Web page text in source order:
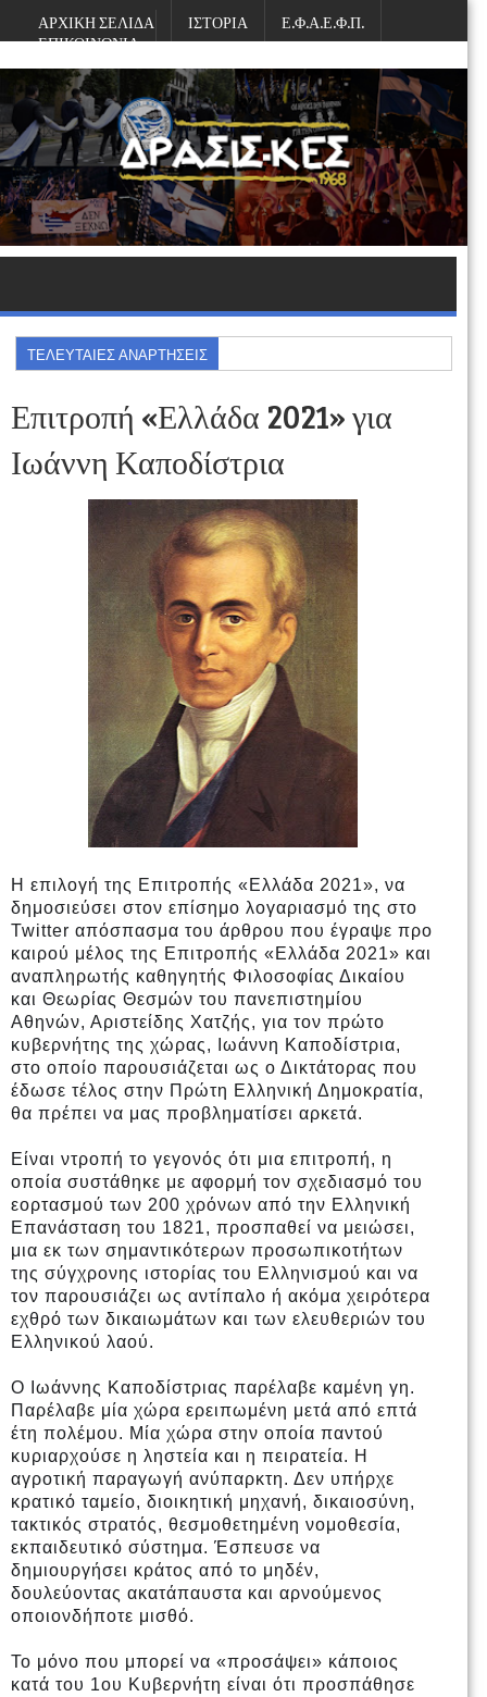
ΑΡΧΙΚΗ ΣΕΛΙΔΑ ΙΣΤΟΡΙΑ
Ε.Φ.Α.Ε.Φ.Π.
ΕΠΙΚΟΙΝΩΝΙΑ
Σάββατο, Αυγούστου 08, 2026
ΤΕΛΕΥΤΑΙΕΣ ΑΝΑΡΤΗΣΕΙΣ
Επιτροπή «Ελλάδα 2021» για
Ιωάννη Καποδίστρια
Η επιλογή της Επιτροπής «Ελλάδα 2021», να
δημοσιεύσει στον επίσημο λογαριασμό της στο
Twitter απόσπασμα του άρθρου που έγραψε προ
καιρού μέλος της Επιτροπής «Ελλάδα 2021» και
αναπληρωτής καθηγητής Φιλοσοφίας Δικαίου
και Θεωρίας Θεσμών του πανεπιστημίου
Αθηνών, Αριστείδης Χατζής, για τον πρώτο
κυβερνήτης της χώρας, Ιωάννη Καποδίστρια,
στο οποίο παρουσιάζεται ως ο Δικτάτορας που
έδωσε τέλος στην Πρώτη Ελληνική Δημοκρατία,
θα πρέπει να μας προβληματίσει αρκετά.
Είναι ντροπή το γεγονός ότι μια επιτροπή, η
οποία συστάθηκε με αφορμή τον σχεδιασμό του
εορτασμού των 200 χρόνων από την Ελληνική
Επανάσταση του 1821, προσπαθεί να μειώσει,
μια εκ των σημαντικότερων προσωπικοτήτων
της σύγχρονης ιστορίας του Ελληνισμού και να
τον παρουσιάζει ως αντίπαλο ή ακόμα χειρότερα
εχθρό των δικαιωμάτων και των ελευθεριών του
Ελληνικού λαού.
Ο Ιωάννης Καποδίστριας παρέλαβε καμένη γη.
Παρέλαβε μία χώρα ερειπωμένη μετά από επτά
έτη πολέμου. Μία χώρα στην οποία παντού
κυριαρχούσε η ληστεία και η πειρατεία. Η
αγροτική παραγωγή ανύπαρκτη. Δεν υπήρχε
κρατικό ταμείο, διοικητική μηχανή, δικαιοσύνη,
τακτικός στρατός, θεσμοθετημένη νομοθεσία,
εκπαιδευτικό σύστημα. Έσπευσε να
δημιουργήσει κράτος από το μηδέν,
δουλεύοντας ακατάπαυστα και αρνούμενος
οποιονδήποτε μισθό.
Το μόνο που μπορεί να «προσάψει» κάποιος
κατά του 1ου Κυβερνήτη είναι ότι προσπάθησε